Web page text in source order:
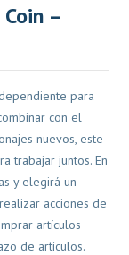
–
para
con el
nuevos, este
trabajar juntos. En
y elegirá un
acciones de
artículos
de artículos.